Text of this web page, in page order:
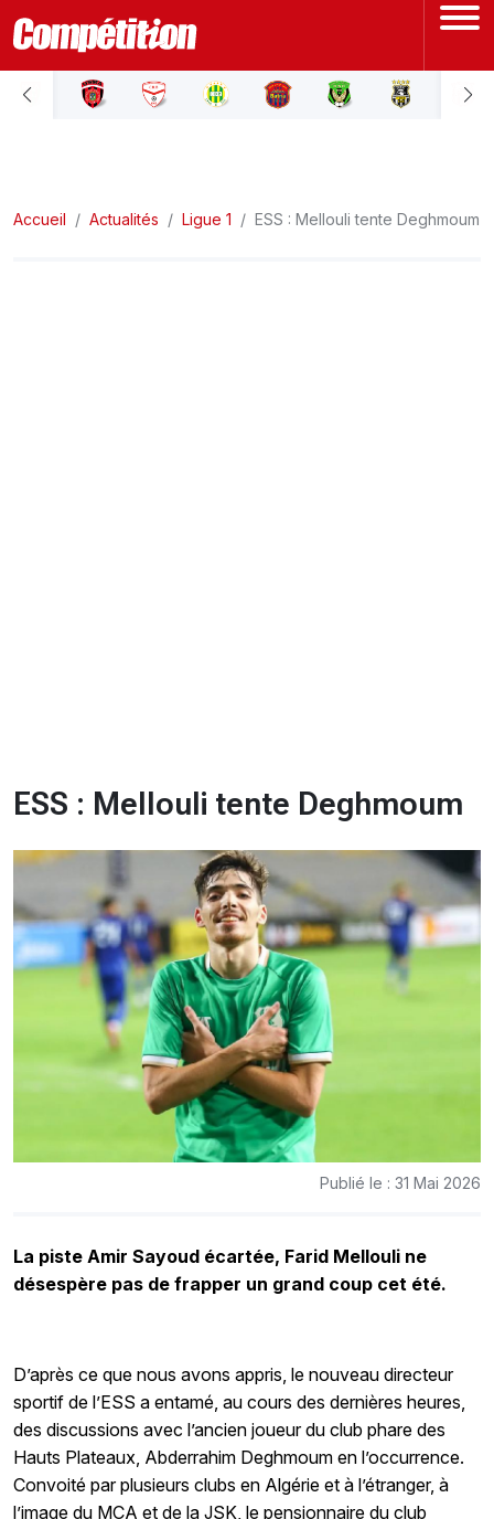
ACCUEIL
LIGUE 2
Accueil Actualités Ligue 1 ESS : Mellouli tente Deghmoum
ESS : Mellouli tente Deghmoum
Publié le : 31 Mai 2026
La piste Amir Sayoud écartée, Farid Mellouli ne
désespère pas de frapper un grand coup cet été.
D’après ce que nous avons appris, le nouveau directeur
sportif de l’ESS a entamé, au cours des dernières heures,
des discussions avec l’ancien joueur du club phare des
Hauts Plateaux, Abderrahim Deghmoum en l’occurrence.
Convoité par plusieurs clubs en Algérie et à l’étranger, à
l’image du MCA et de la JSK, le pensionnaire du club